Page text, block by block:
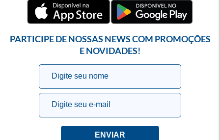
PARTICIPE DE NOSSAS NEWS COM PROMOÇÕES
E NOVIDADES!